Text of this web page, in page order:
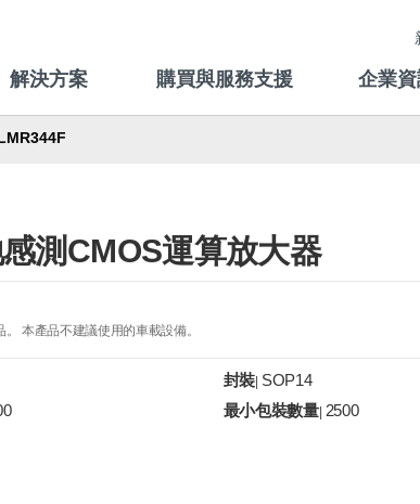
解決方案 購買與服務支援 企業
測CMOS運算放大器
本產品不建議使用的車載設備。
封裝 SOP14
最小包裝數量| 2500